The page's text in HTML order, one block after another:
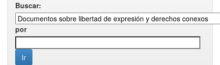
Buscar:
por